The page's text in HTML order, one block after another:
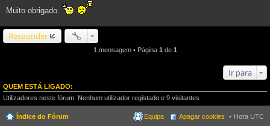
Muito obrigado.
Responder
1 mensagem • Página 1 de 1
Ir para
QUEM ESTÁ LIGADO:
Utilizadores neste fórum: Nenhum utilizador registado e 9 visitantes
Índice do Fórum Hora UTC
Apagar cookies
Equipa